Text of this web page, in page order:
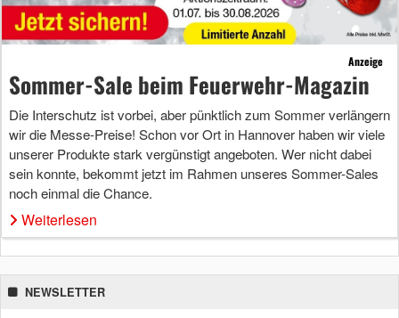
Anzeige
Sommer-Sale beim Feuerwehr-Magazin
Die Interschutz ist vorbei, aber pünktlich zum Sommer verlängern
wir die Messe-Preise! Schon vor Ort in Hannover haben wir viele
unserer Produkte stark vergünstigt angeboten. Wer nicht dabei
sein konnte, bekommt jetzt im Rahmen unseres Sommer-Sales
noch einmal die Chance.
Weiterlesen
NEWSLETTER